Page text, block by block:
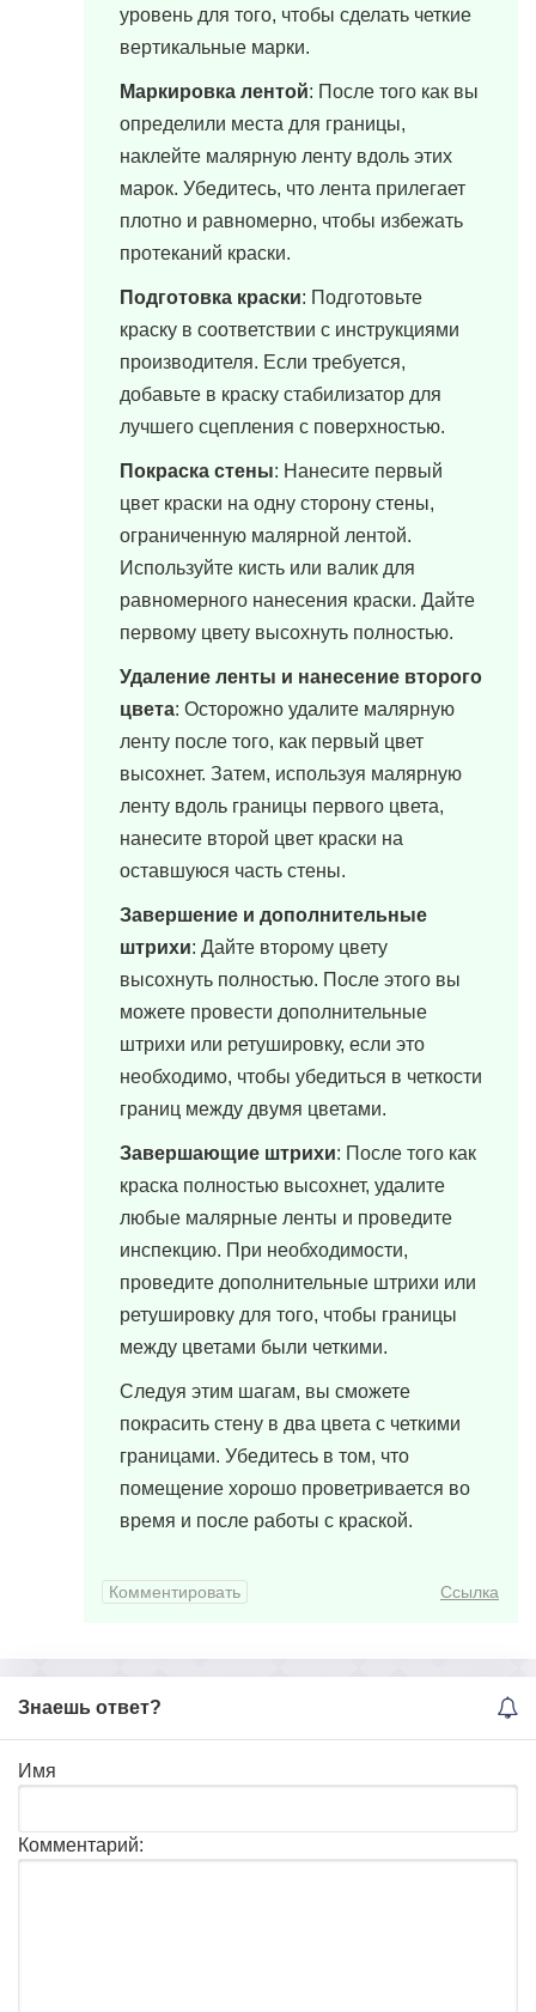
уровень для того, чтобы сделать четкие
вертикальные марки.
Маркировка лентой: После того как вы
определили места для границы,
наклейте малярную ленту вдоль этих
марок. Убедитесь, что лента прилегает
плотно и равномерно, чтобы избежать
протеканий краски.
Подготовка краски: Подготовьте
краску в соответствии с инструкциями
производителя. Если требуется,
добавьте в краску стабилизатор для
лучшего сцепления с поверхностью.
Покраска стены: Нанесите первый
цвет краски на одну сторону стены,
ограниченную малярной лентой.
Используйте кисть или валик для
равномерного нанесения краски. Дайте
первому цвету высохнуть полностью.
Удаление ленты и нанесение второго
цвета: Осторожно удалите малярную
ленту после того, как первый цвет
высохнет. Затем, используя малярную
ленту вдоль границы первого цвета,
нанесите второй цвет краски на
оставшуюся часть стены.
Завершение и дополнительные
штрихи: Дайте второму цвету
высохнуть полностью. После этого вы
можете провести дополнительные
штрихи или ретушировку, если это
необходимо, чтобы убедиться в четкости
границ между двумя цветами.
Завершающие штрихи: После того как
краска полностью высохнет, удалите
любые малярные ленты и проведите
инспекцию. При необходимости,
проведите дополнительные штрихи или
ретушировку для того, чтобы границы
между цветами были четкими.
Следуя этим шагам, вы сможете
покрасить стену в два цвета с четкими
границами. Убедитесь в том, что
помещение хорошо проветривается во
время и после работы с краской.
Комментировать Ссылка
Знаешь ответ?
Имя
Комментарий: